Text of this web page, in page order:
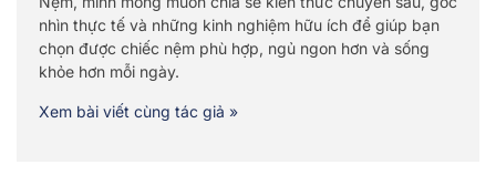
nhìn thực tế và những kinh nghiệm hữu ích để giúp bạn
chọn được chiếc nệm phù hợp, ngủ ngon hơn và sống
khỏe hơn mỗi ngày.
Xem bài viết cùng tác giả »